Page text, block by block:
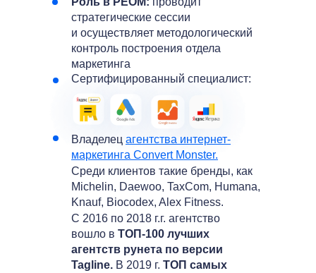
стратегические сессии
и осуществляет методологический
контроль построения отдела
маркетинга
Владелец агентства интернет-
маркетинга Convert Monster.
Среди клиентов такие бренды, как
Michelin, Daewoo, TaxCom, Humana,
Knauf, Biocodex, Alex Fitness.
C 2016 по 2018 г.г. агентство
вошло в ТОП-100 лучших
агентств рунета по версии
Tagline. В 2019 г. ТОП самых
Сертифицированный специалист: